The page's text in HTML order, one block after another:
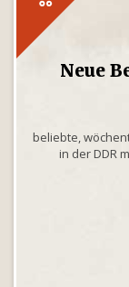
Neue
beliebte,
in der DDR